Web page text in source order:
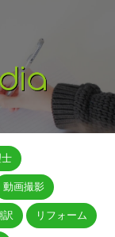
動画撮影
訳 リフォーム